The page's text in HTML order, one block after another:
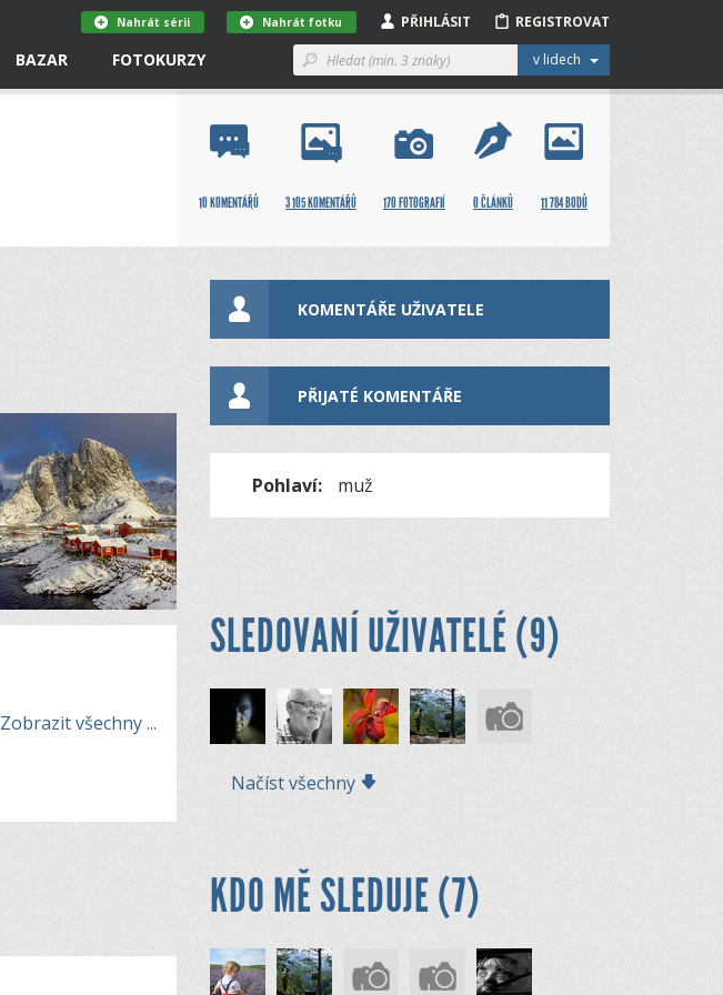
BAZAR FOTOKURZY v lidech
REGISTROVAT
PŘIHLÁSIT
Nahrát fotku
Nahrát sérii
10 KOMENTÁŘŮ 3 105 KOMENTÁŘŮ 170 FOTOGRAFIÍ 0 ČLÁNKŮ 11 784 BODŮ
Zobrazit všechny...
KOMENTÁŘE UŽIVATELE
PŘIJATÉ KOMENTÁŘE
Pohlaví: muž
SLEDOVANÍ UŽIVATELÉ (9)
Načíst všechny
KDO MĚ SLEDUJE (7)